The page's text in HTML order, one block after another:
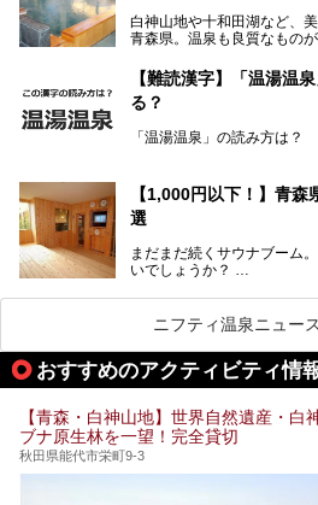
今回筆者は実際に宿泊し、
に「羽州路の宿 あいのり」
ですが、実はあいのり温泉
つ。その魅力を徹底解説し
白神山地や十和田湖など、
青森県。温泉も良質なもの
の山並みを眺めながら温泉
当地グルメを味わうひとと
今回は、青森県でおすすめ
ください。
【難読漢字】「温湯温
る？
「温湯温泉」の読み方は？
か？
【1,000円以下！】青
選
まだまだ続くサウナブーム
いでしょうか？
そこでコスパ抜群！1,000
紹介します。
格安でも充実の施設でサウ
今回は青森県にある1,000
ニフティ温泉ニュー
おすすめのアクティビティ情
【青森・白神山地】世界自然遺産・白
ブナ原生林を一望！完全貸切
秋田県能代市栄町9-3